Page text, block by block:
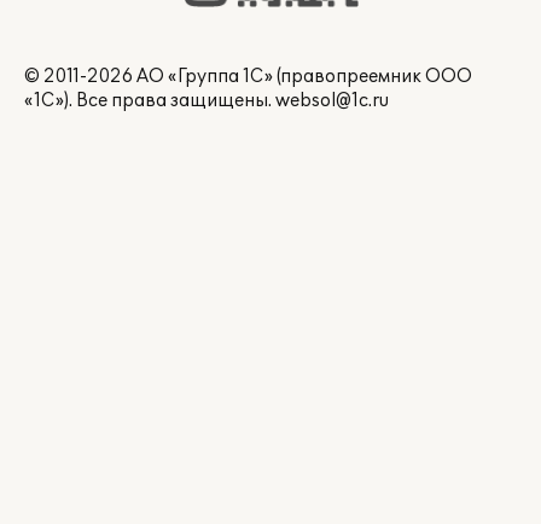
© 2011-2026 АО «Группа 1С» (правопреемник ООО
«1С»). Все права защищены. websol@1c.ru